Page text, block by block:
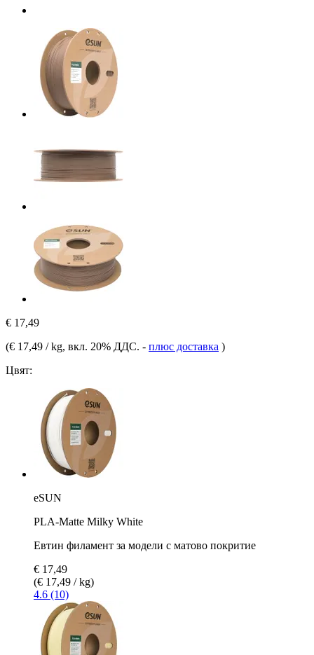
€ 17,49
(€ 17,49 / kg, вкл. 20% ДДС. - плюс доставка )
Цвят:
eSUN
PLA-Matte Milky White
Евтин филамент за модели с матово покритие
€ 17,49
(€ 17,49 / kg)
4.6 (10)